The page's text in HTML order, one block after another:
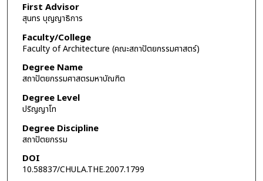
First Advisor
สุนทร บุญญาธิการ
Faculty/College
Faculty of Architecture (คณะสถาปัตยกรรมศาสตร์)
Degree Name
สถาปัตยกรรมศาสตรมหาบัณฑิต
Degree Level
ปริญญาโท
Degree Discipline
สถาปัตยกรรม
DOI
10.58837/CHULA.THE.2007.1799